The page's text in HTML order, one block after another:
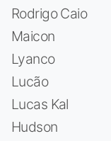
Rodrigo Caio
Maicon
Lyanco
Lucão
Lucas Kal
Hudson